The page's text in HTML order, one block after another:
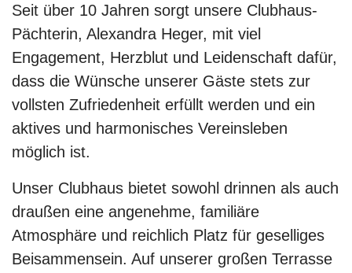
Seit über 10 Jahren sorgt unsere Clubhaus-
Pächterin, Alexandra Heger, mit viel
Engagement, Herzblut und Leidenschaft dafür,
dass die Wünsche unserer Gäste stets zur
vollsten Zufriedenheit erfüllt werden und ein
aktives und harmonisches Vereinsleben
möglich ist.
Unser Clubhaus bietet sowohl drinnen als auch
draußen eine angenehme, familiäre
Atmosphäre und reichlich Platz für geselliges
Beisammensein. Auf unserer großen Terrasse